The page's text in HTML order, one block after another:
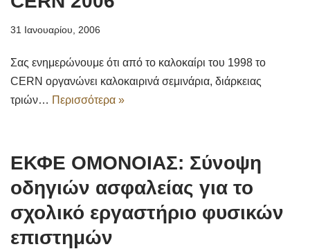
31 Ιανουαρίου, 2006
Σας ενημερώνουμε ότι από το καλοκαίρι του 1998 το
CERN οργανώνει καλοκαιρινά σεμινάρια, διάρκειας
τριών… Περισσότερα »
ΕΚΦΕ ΟΜΟΝΟΙΑΣ: Σύνοψη
οδηγιών ασφαλείας για το
σχολικό εργαστήριο φυσικών
επιστημών